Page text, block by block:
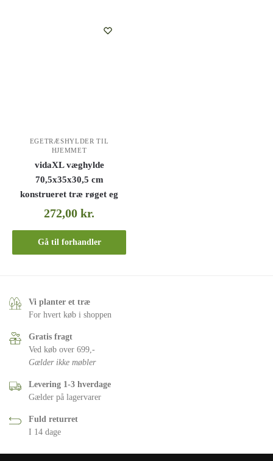
EGETRÆSHYLDER TIL
HJEMMET
vidaXL væghylde
70,5x35x30,5 cm
konstrueret træ røget eg
272,00kr.
Gå til forhandler
Vi planter et træ
For hvert køb i shoppen
Gratis fragt
Ved køb over 699,-
Gælder ikke møbler
Levering 1-3 hverdage
Gælder på lagervarer
Fuld returret
I 14 dage